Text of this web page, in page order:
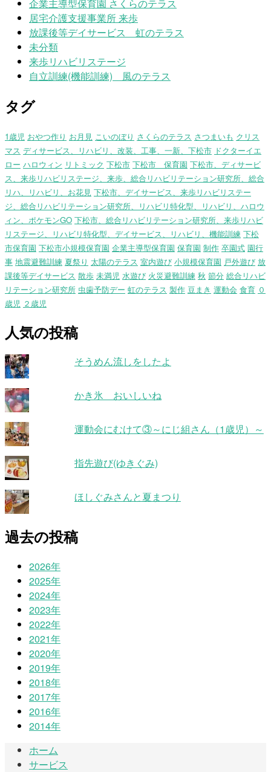
企業主導型保育園 さくらのテラス
居宅介護支援事業所 来歩
放課後等デイサービス 虹のテラス
未分類
来歩リハビリステージ
自立訓練(機能訓練) 風のテラス
タグ
1歳児 おやつ作り お月見 こいのぼり さくらのテラス さつまいも クリス
マス ディサービス、リハビリ、改装、工事、一新、下松市 ドクターイエ
ロー ハロウィン リトミック 下松市 下松市 保育園 下松市、ディサービ
ス、来歩リハビリステージ、来歩、総合リハビリテーション研究所、総合
リハ、リハビリ、お花見 下松市、デイサービス、来歩リハビリステー
ジ、総合リハビリテーション研究所、リハビリ特化型、リハビリ、ハロウ
ィン、ポケモンGO 下松市、総合リハビリテーション研究所、来歩リハビ
リステージ、リハビリ特化型、デイサービス、リハビリ、機能訓練 下松
市保育園 下松市小規模保育園 企業主導型保育園 保育園 制作 卒園式 園行
事 地震避難訓練 夏祭り 太陽のテラス 室内遊び 小規模保育園 戸外遊び 放
課後等デイサービス 散歩 未満児 水遊び 火災避難訓練 秋 節分 総合リハビ
リテーション研究所 虫歯予防デー 虹のテラス 製作 豆まき 運動会 食育 ０
歳児 ２歳児
人気の投稿
そうめん流しをしたよ
かき氷 おいしいね
運動会にむけて③～にじ組さん（1歳児）～
指先遊び(ゆきぐみ)
ほしぐみさんと夏まつり
過去の投稿
2026年
2025年
2024年
2023年
2022年
2021年
2020年
2019年
2018年
2017年
2016年
2014年
ホーム
サービス